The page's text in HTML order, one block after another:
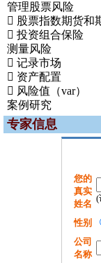
管理股票风险
 股票指数期货和
 投资组合保险
测量风险
 记录市场
 资产配置
 风险值（var）
案例研究
专家信息
您的
真实
姓名
(
性别
公司
名称